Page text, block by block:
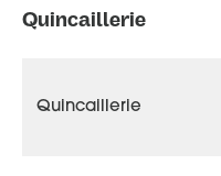
Quincaillerie
Quincaillerie